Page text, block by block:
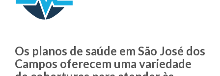
Os planos de saúde em São José dos
Campos oferecem uma variedade